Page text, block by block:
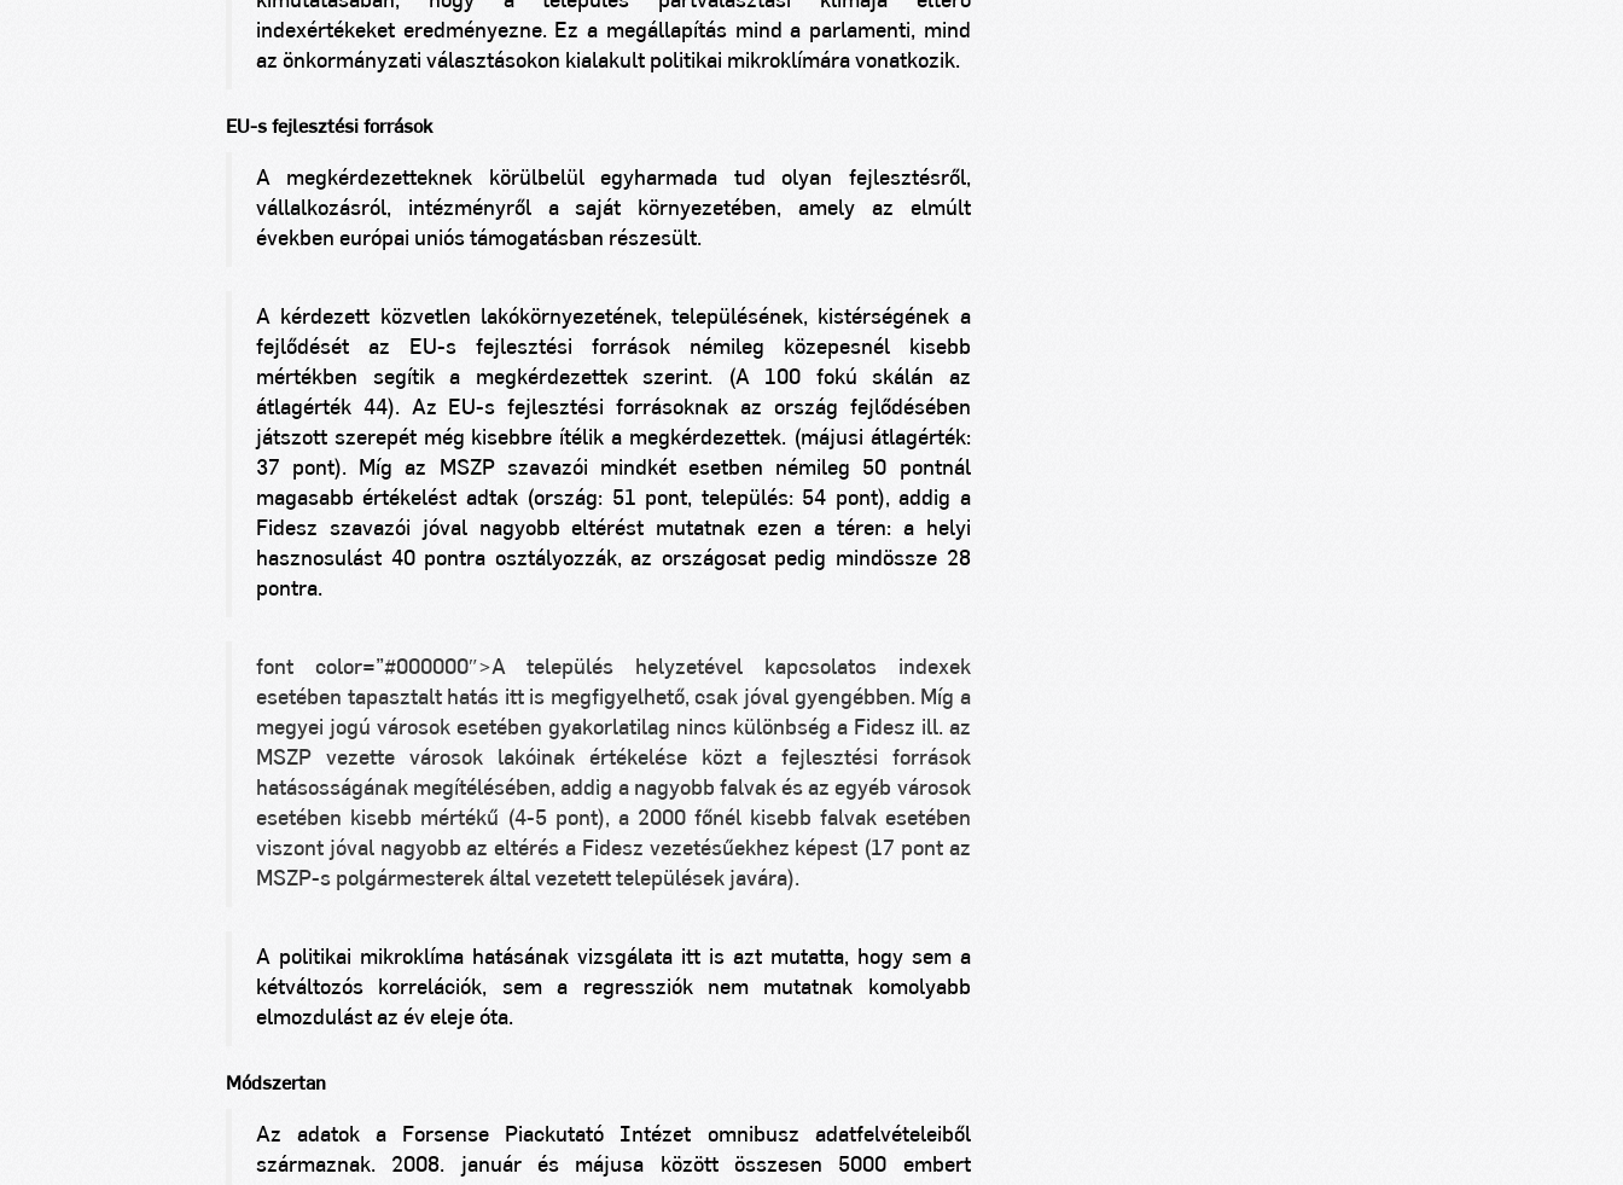
indexértékeket eredményezne. Ez a megállapítás mind a parlamenti, mind
az önkormányzati választásokon kialakult politikai mikroklímára vonatkozik.
EU-s fejlesztési források
A megkérdezetteknek körülbelül egyharmada tud olyan fejlesztésről,
vállalkozásról, intézményről a saját környezetében, amely az elmúlt
években európai uniós támogatásban részesült.
A kérdezett közvetlen lakókörnyezetének, településének, kistérségének a
fejlődését az EU-s fejlesztési források némileg közepesnél kisebb
mértékben segítik a megkérdezettek szerint. (A 100 fokú skálán az
átlagérték 44). Az EU-s fejlesztési forrásoknak az ország fejlődésében
játszott szerepét még kisebbre ítélik a megkérdezettek. (májusi átlagérték:
37 pont). Míg az MSZP szavazói mindkét esetben némileg 50 pontnál
magasabb értékelést adtak (ország: 51 pont, település: 54 pont), addig a
Fidesz szavazói jóval nagyobb eltérést mutatnak ezen a téren: a helyi
hasznosulást 40 pontra osztályozzák, az országosat pedig mindössze 28
pontra.
font color=”#000000″>A település helyzetével kapcsolatos indexek
esetében tapasztalt hatás itt is megfigyelhető, csak jóval gyengébben. Míg a
megyei jogú városok esetében gyakorlatilag nincs különbség a Fidesz ill. az
MSZP vezette városok lakóinak értékelése közt a fejlesztési források
hatásosságának megítélésében, addig a nagyobb falvak és az egyéb városok
esetében kisebb mértékű (4-5 pont), a 2000 főnél kisebb falvak esetében
viszont jóval nagyobb az eltérés a Fidesz vezetésűekhez képest (17 pont az
MSZP-s polgármesterek által vezetett települések javára).
A politikai mikroklíma hatásának vizsgálata itt is azt mutatta, hogy sem a
kétváltozós korrelációk, sem a regressziók nem mutatnak komolyabb
elmozdulást az év eleje óta.
Módszertan
Az adatok a Forsense Piackutató Intézet omnibusz adatfelvételeiből
származnak. 2008. január és májusa között összesen 5000 embert